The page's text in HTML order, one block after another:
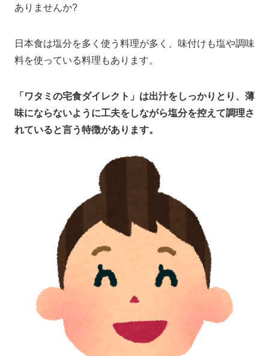
ありませんか?
日本食は塩分を多く使う料理が多く、味付けも塩や調味
料を使っている料理もあります。
「ワタミの宅食ダイレクト」は出汁をしっかりとり、薄
味にならないように工夫をしながら塩分を控えて調理さ
れていると言う特徴があります。